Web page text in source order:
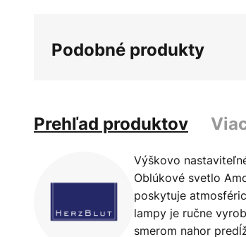
obrázkov
Podobné produkty
Prehľad produktov
Výškovo
Oblúkové svetlo
poskytuje
lampy je ručne
smerom nahor